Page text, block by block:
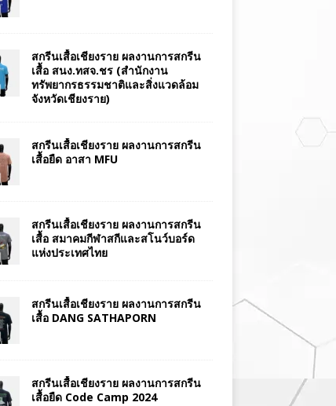
สกรีนเสื้อเชียงราย ผลงานการสกรีน
เสื้อ สนง.ทสจ.ชร (สำนักงาน
ทรัพยากรธรรมชาติและสิ่งแวดล้อม
จังหวัดเชียงราย)
สกรีนเสื้อเชียงราย ผลงานการสกรีน
เสื้อยืด อาสา MFU
สกรีนเสื้อเชียงราย ผลงานการสกรีน
เสื้อ สมาคมกีฬาสกีและสโนว์บอร์ด
แห่งประเทศไทย
สกรีนเสื้อเชียงราย ผลงานการสกรีน
เสื้อ DANG SATHAPORN
สกรีนเสื้อเชียงราย ผลงานการสกรีน
เสื้อยืด Code Camp 2024